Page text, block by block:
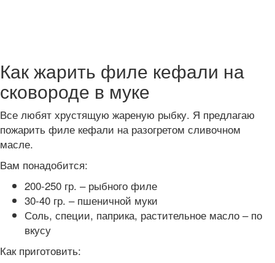
Как жарить филе кефали на
сковороде в муке
Все любят хрустящую жареную рыбку. Я предлагаю
пожарить филе кефали на разогретом сливочном
масле.
Вам понадобится:
200-250 гр. – рыбного филе
30-40 гр. – пшеничной муки
Соль, специи, паприка, растительное масло – по
вкусу
Как приготовить: